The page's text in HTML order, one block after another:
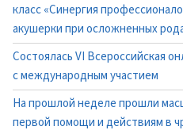
класс «Синергия
акушерки при осложненных
Состоялась VI Всероссийская
с международным участием
На прошлой неделе прошли
первой помощи и действиям в